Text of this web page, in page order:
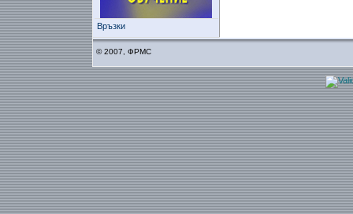
Връзки
© 2007, ФРМС